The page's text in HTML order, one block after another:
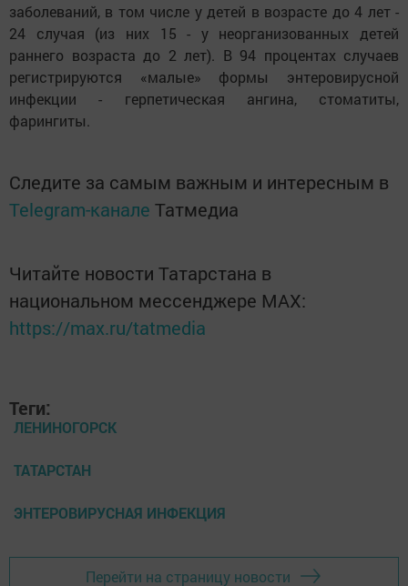
заболеваний, в том числе у детей в возрасте до 4 лет -
24 случая (из них 15 - у неорганизованных детей
раннего возраста до 2 лет). В 94 процентах случаев
регистрируются «малые» формы энтеровирусной
инфекции - герпетическая ангина, стоматиты,
фарингиты.
Следите за самым важным и интересным в
Telegram-канале Татмедиа
Читайте новости Татарстана в
национальном мессенджере MАХ:
https://max.ru/tatmedia
Теги:
ЛЕНИНОГОРСК
ТАТАРСТАН
ЭНТЕРОВИРУСНАЯ ИНФЕКЦИЯ
Перейти на страницу новости